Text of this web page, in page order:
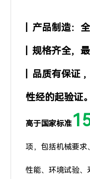
| 产品制造：
| 规格齐全，
| 品质有保证 ，
性经的起验证
高于国家标准
项，包括机械要求
性能、环境试验、